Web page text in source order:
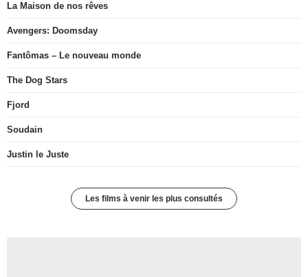
La Maison de nos rêves
Avengers: Doomsday
Fantômas – Le nouveau monde
The Dog Stars
Fjord
Soudain
Justin le Juste
Les films à venir les plus consultés